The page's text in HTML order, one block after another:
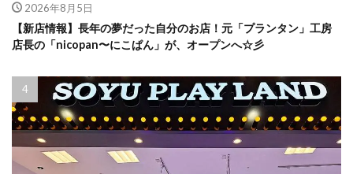
2026年8月5日
【新店情報】長年の夢だった自分のお店！元「プランタン」工房
店長の「nicopan〜にこぱん」が、オープンへ☆彡